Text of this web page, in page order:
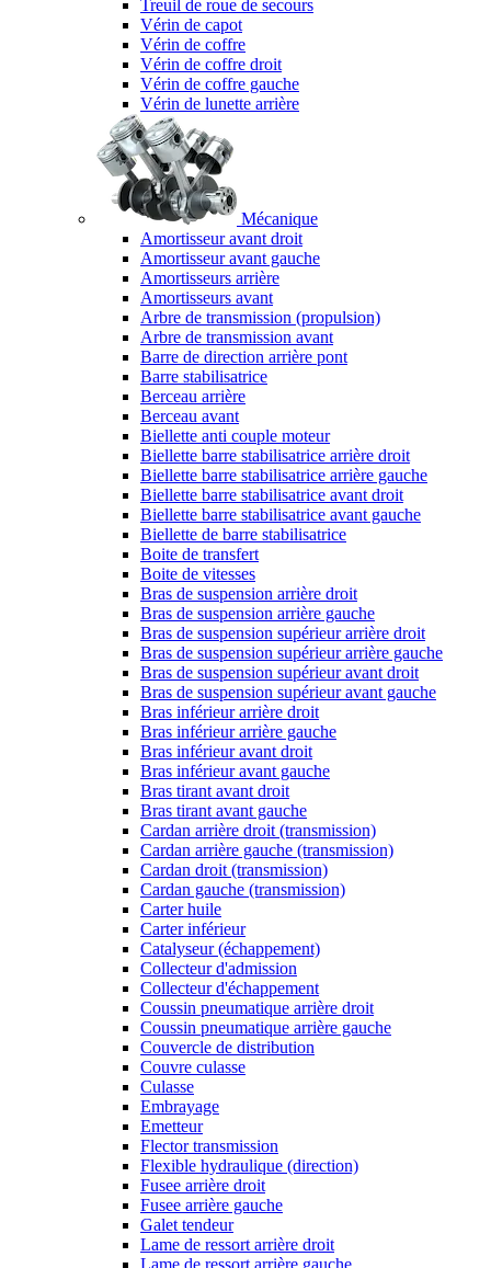
Treuil de roue de secours
Vérin de capot
Vérin de coffre
Vérin de coffre droit
Vérin de coffre gauche
Vérin de lunette arrière
Mécanique
Amortisseur avant droit
Amortisseur avant gauche
Amortisseurs arrière
Amortisseurs avant
Arbre de transmission (propulsion)
Arbre de transmission avant
Barre de direction arrière pont
Barre stabilisatrice
Berceau arrière
Berceau avant
Biellette anti couple moteur
Biellette barre stabilisatrice arrière droit
Biellette barre stabilisatrice arrière gauche
Biellette barre stabilisatrice avant droit
Biellette barre stabilisatrice avant gauche
Biellette de barre stabilisatrice
Boite de transfert
Boite de vitesses
Bras de suspension arrière droit
Bras de suspension arrière gauche
Bras de suspension supérieur arrière droit
Bras de suspension supérieur arrière gauche
Bras de suspension supérieur avant droit
Bras de suspension supérieur avant gauche
Bras inférieur arrière droit
Bras inférieur arrière gauche
Bras inférieur avant droit
Bras inférieur avant gauche
Bras tirant avant droit
Bras tirant avant gauche
Cardan arrière droit (transmission)
Cardan arrière gauche (transmission)
Cardan droit (transmission)
Cardan gauche (transmission)
Carter huile
Carter inférieur
Catalyseur (échappement)
Collecteur d'admission
Collecteur d'échappement
Coussin pneumatique arrière droit
Coussin pneumatique arrière gauche
Couvercle de distribution
Couvre culasse
Culasse
Embrayage
Emetteur
Flector transmission
Flexible hydraulique (direction)
Fusee arrière droit
Fusee arrière gauche
Galet tendeur
Lame de ressort arrière droit
Lame de ressort arrière gauche